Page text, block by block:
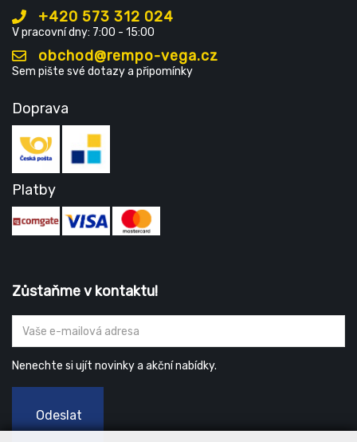
+420 573 312 024
V pracovní dny: 7:00 - 15:00
obchod@rempo-vega.cz
Sem pište své dotazy a připomínky
Doprava
Platby
Zůstaňme v kontaktu!
Nenechte si ujít novinky a akční nabídky.
Odeslat